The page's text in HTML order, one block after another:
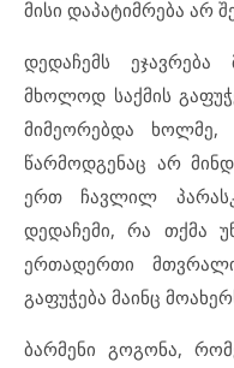
მისი დაპატიმრება არ
დედაჩემს
მხოლოდ საქმის
მიმეორებდა ხოლმე,
წარმოდგენაც არ
ერთ ჩავლილ
დედაჩემი, რა თქმა
ერთადერთი
გაფუჭება მაინც
ბარმენი გოგონა,